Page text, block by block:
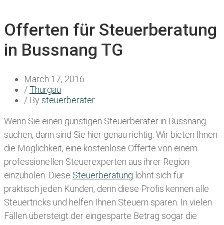
Offerten für Steuerberatung
in Bussnang TG
March 17, 2016
/Thurgau
/ By steuerberater
Wenn Sie einen günstigen Steuerberater in Bussnang
suchen, dann sind Sie hier genau richtig. Wir bieten Ihnen
die Möglichkeit, eine kostenlose Offerte von einem
professionellen Steuerexperten aus ihrer Region
einzuholen. Diese Steuerberatung lohnt sich für
praktisch jeden Kunden, denn diese Profis kennen alle
Steuertricks und helfen Ihnen Steuern sparen. In vielen
Fällen übersteigt der eingesparte Betrag sogar die